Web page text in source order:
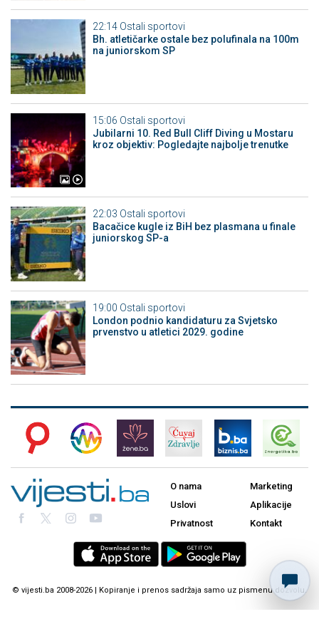
22:14 Ostali sportovi
Bh. atletičarke ostale bez polufinala na 100m
na juniorskom SP
15:06 Ostali sportovi
Jubilarni 10. Red Bull Cliff Diving u Mostaru
kroz objektiv: Pogledajte najbolje trenutke
22:03 Ostali sportovi
Bacačice kugle iz BiH bez plasmana u finale
juniorskog SP-a
19:00 Ostali sportovi
London podnio kandidaturu za Svjetsko
prvenstvo u atletici 2029. godine
O nama
Uslovi
Privatnost
Marketing
Aplikacije
Kontakt
© vijesti.ba 2008-2026 | Kopiranje i prenos sadržaja samo uz pismenu dozvolu.